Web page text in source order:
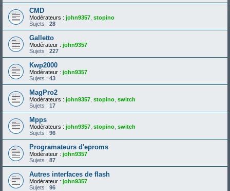
CMD
Modérateurs : john9357 stopino
Sujets : 28
Galletto
Modérateur : john9357
Sujets : 227
Kwp2000
Modérateur : john9357
Sujets : 43
MagPro2
Modérateurs : john9357 stopino switch
Sujets : 17
Mpps
Modérateurs : john9357 stopino switch
Sujets : 96
Programateurs d'eproms
Modérateur : john9357
Sujets : 87
Autres interfaces de flash
Modérateur : john9357
Sujets : 96